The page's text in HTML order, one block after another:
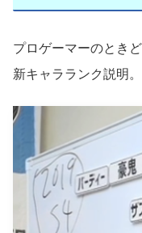
プロゲーマーのとき
新キャラランク説明。